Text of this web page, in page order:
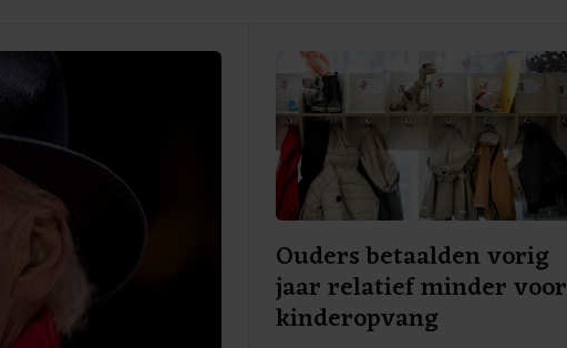
Ouders betaalden vorig
jaar relatief minder voor
kinderopvang